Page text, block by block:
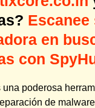
Escanee
en
con
una poderosa
de